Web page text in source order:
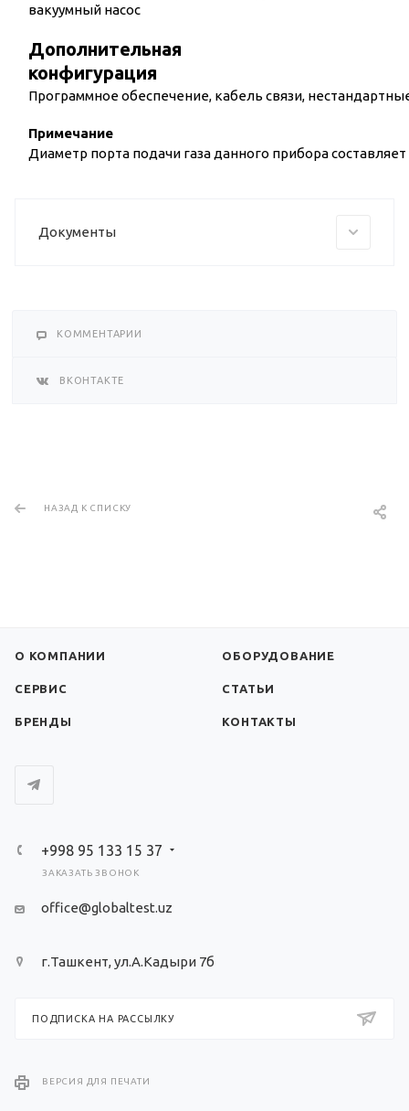
вакуумный насос
Дополнительная
конфигурация
Программное обеспечение, кабель связи,
Примечание
Диаметр порта подачи газа данного прибора
Документы
КОММЕНТАРИИ
ВКОНТАКТЕ
НАЗАД К СПИСКУ
О КОМПАНИИ ОБОРУДОВАНИЕ
СЕРВИС СТАТЬИ
БРЕНДЫ КОНТАКТЫ
+998 95 133 15 37
ЗАКАЗАТЬ ЗВОНОК
office@globaltest.uz
г.Ташкент, ул.А.Кадыри 7б
ПОДПИСКА НА РАССЫЛКУ
ВЕРСИЯ ДЛЯ ПЕЧАТИ